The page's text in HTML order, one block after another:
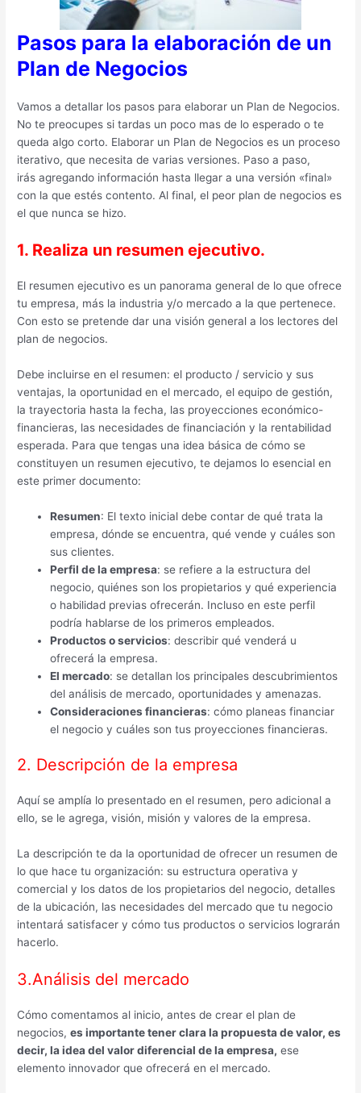
Pasos para la elaboración de un
Plan de Negocios
Vamos a detallar los pasos para elaborar un Plan de Negocios.
No te preocupes si tardas un poco mas de lo esperado o te
queda algo corto. Elaborar un Plan de Negocios es un proceso
iterativo, que necesita de varias versiones. Paso a paso,
irás agregando información hasta llegar a una versión «final»
con la que estés contento. Al final, el peor plan de negocios es
el que nunca se hizo.
1. Realiza un resumen ejecutivo.
El resumen ejecutivo es un panorama general de lo que ofrece
tu empresa, más la industria y/o mercado a la que pertenece.
Con esto se pretende dar una visión general a los lectores del
plan de negocios.
Debe incluirse en el resumen: el producto / servicio y sus
ventajas, la oportunidad en el mercado, el equipo de gestión,
la trayectoria hasta la fecha, las proyecciones económico-
financieras, las necesidades de financiación y la rentabilidad
esperada. Para que tengas una idea básica de cómo se
constituyen un resumen ejecutivo, te dejamos lo esencial en
este primer documento:
Resumen: El texto inicial debe contar de qué trata la
empresa, dónde se encuentra, qué vende y cuáles son
sus clientes.
Perfil de la empresa: se refiere a la estructura del
negocio, quiénes son los propietarios y qué experiencia
o habilidad previas ofrecerán. Incluso en este perfil
podría hablarse de los primeros empleados.
Productos o servicios: describir qué venderá u
ofrecerá la empresa.
El mercado: se detallan los principales descubrimientos
del análisis de mercado, oportunidades y amenazas.
Consideraciones financieras: cómo planeas financiar
el negocio y cuáles son tus proyecciones financieras.
2. Descripción de la empresa
Aquí se amplía lo presentado en el resumen, pero adicional a
ello, se le agrega, visión, misión y valores de la empresa.
La descripción te da la oportunidad de ofrecer un resumen de
lo que hace tu organización: su estructura operativa y
comercial y los datos de los propietarios del negocio, detalles
de la ubicación, las necesidades del mercado que tu negocio
intentará satisfacer y cómo tus productos o servicios lograrán
hacerlo.
3.Análisis del mercado
Cómo comentamos al inicio, antes de crear el plan de
negocios,es importante tener clara la propuesta de valor, es
decir, la idea del valor diferencial de la empresa, ese
elemento innovador que ofrecerá en el mercado.